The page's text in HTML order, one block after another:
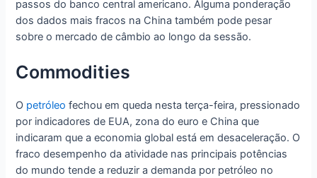
passos do banco central americano. Alguma ponderação
dos dados mais fracos na China também pode pesar
sobre o mercado de câmbio ao longo da sessão.
Commodities
O petróleo fechou em queda nesta terça-feira, pressionado
por indicadores de EUA, zona do euro e China que
indicaram que a economia global está em desaceleração. O
fraco desempenho da atividade nas principais potências
do mundo tende a reduzir a demanda por petróleo no